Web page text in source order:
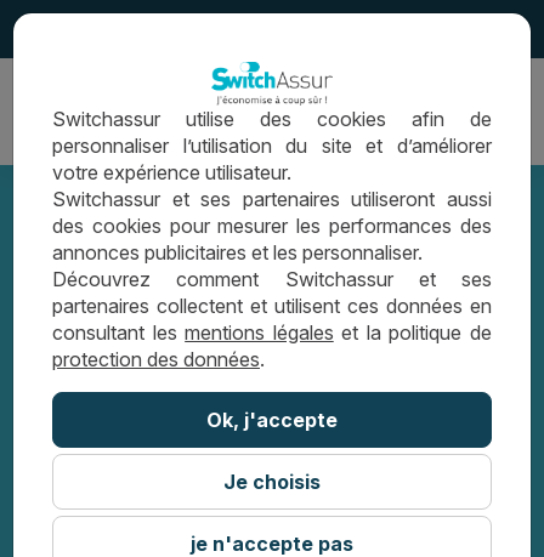
Ouvrir
navigation
Estimez le coût de votre report de
crédit avec SwitchAssur
LEXIQUE PRÊT IMMOBILIER
ESTIMEZ LE COÛT DE VOTRE REPORT DE
CRÉDIT AVEC SWITCHASSUR
Switchassur utilise des cookies afin de
personnaliser l’utilisation du site et d’améliorer
votre expérience utilisateur.
Switchassur et ses partenaires utiliseront aussi
des cookies pour mesurer les performances des
annonces publicitaires et les personnaliser.
Découvrez comment Switchassur et ses
partenaires collectent et utilisent ces données en
consultant lesmentions légales et la politique de
protection des données.
Ok, j'accepte
Je choisis
je n'accepte pas